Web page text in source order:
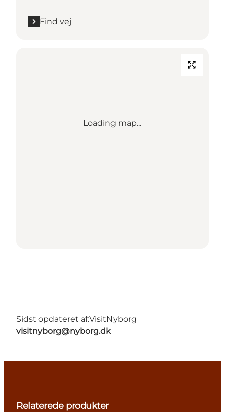
Find vej
Loading map...
Sidst opdateret af:VisitNyborg
visitnyborg@nyborg.dk
Relaterede produkter